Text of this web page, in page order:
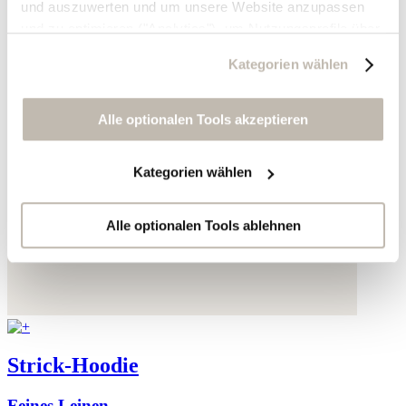
und auszuwerten und um unsere Website anzupassen
zu erstellen, um personalisierte Werbung auszuliefern,
Sie erneut mit Werbung anzusprechen sowie um unsere
Werbekampagnen auszuwerten ("Marketing").
Ihre Daten werden mit Dienstanbietern geteilt, die wir in
der Datenschutzerklärung genauer auflisten oder wenn
Sie auf "Kategorien wählen" klicken.
Indem Sie auf "Alle optionalen Tools akzeptieren" klicken,
Sie können Ihre Einwilligung jederzeit anpassen oder für
die Zukunft widerrufen.
Kategorien wählen
Alle optionalen Tools akzeptieren
Kategorien wählen
Alle optionalen Tools ablehnen
Strick-Hoodie